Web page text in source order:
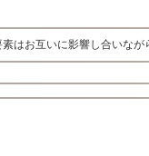
はお互いに影響し合いな